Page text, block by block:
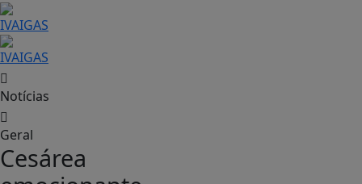
Notícias
Geral
Cesárea